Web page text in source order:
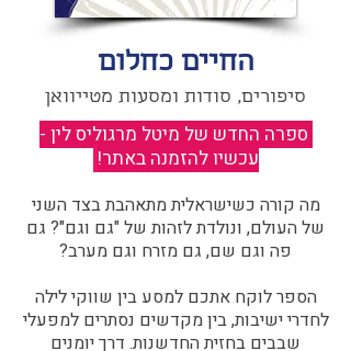
החיים כחלום
סיפורים, סודות ומסעות מטייוואן
ספרה החדש של מיטל מרגוליס לין -
עכשיו להזמנה באתר!
מה קורה כשישראלית מתאהבת בצד השני
של העולם, ונולדת לזהות של "גם וגם"? גם
פה וגם שם, גם מזרח וגם מערב?​​
הספר לוקח אתכם למסע בין שווקי לילה
לחדרי ישיבות, בין מקדשים נסתרים למפעלי
שבבים בחזית החדשנות. דרך יומנים